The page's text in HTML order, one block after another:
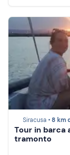
Siracusa •8 km
Tour in barca
tramonto